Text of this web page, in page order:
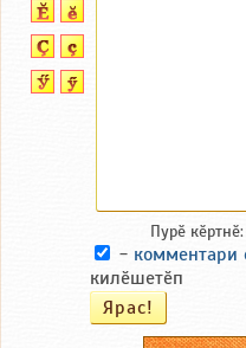
Пурӗ кӗртнӗ:
- комментари
килӗшетӗп